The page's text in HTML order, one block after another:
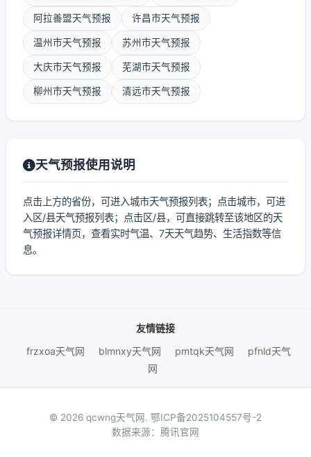
阿拉善盟天气预报 许昌市天气预报
温州市天气预报 苏州市天气预报
大庆市天气预报 芜湖市天气预报
柳州市天气预报 清远市天气预报
天气预报使用说明
点击上方的省份，可进入城市天气预报列表；点击城市，可进
入区/县天气预报列表；点击区/县，可直接跳转至该地区的天
气预报详情页，查看实时气温、7天天气趋势、生活指数等信
息。
友情链接
frzxoa天气网
blmnxy天气网 pmtqk天气网
pfnld天气
网
© 2026 qcwng天气网. 鄂ICP备2025104557号-2
数据来源：腾讯官网